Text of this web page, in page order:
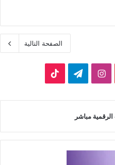
الصفحة التالية
انستقرامتيلقرام
مباشر